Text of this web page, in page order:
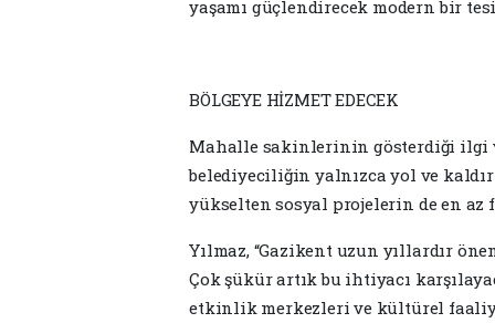
yaşamı güçlendirecek modern bir
BÖLGEYE HİZMET EDECEK
Mahalle sakinlerinin gösterdiği ilgi
belediyeciliğin yalnızca yol ve
yükselten sosyal projelerin de en
Yılmaz, “Gazikent uzun yıllardır
Çok şükür artık bu ihtiyacı
etkinlik merkezleri ve kültürel